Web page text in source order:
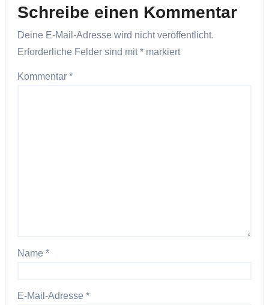
Schreibe einen Kommentar
Deine E-Mail-Adresse wird nicht veröffentlicht.
Erforderliche Felder sind mit* markiert
Kommentar*
Name*
E-Mail-Adresse*